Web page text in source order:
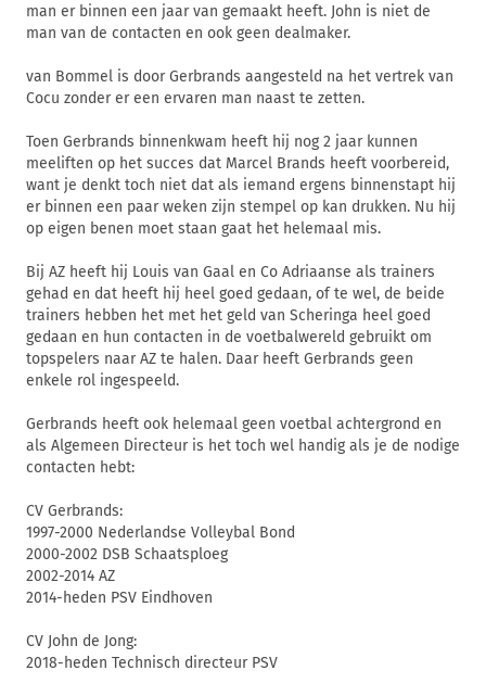
man er binnen een jaar van gemaakt heeft. John is niet de
man van de contacten en ook geen dealmaker.
van Bommel is door Gerbrands aangesteld na het vertrek van
Cocu zonder er een ervaren man naast te zetten.
Toen Gerbrands binnenkwam heeft hij nog 2 jaar kunnen
meeliften op het succes dat Marcel Brands heeft voorbereid,
want je denkt toch niet dat als iemand ergens binnenstapt hij
er binnen een paar weken zijn stempel op kan drukken. Nu hij
op eigen benen moet staan gaat het helemaal mis.
Bij AZ heeft hij Louis van Gaal en Co Adriaanse als trainers
gehad en dat heeft hij heel goed gedaan, of te wel, de beide
trainers hebben het met het geld van Scheringa heel goed
gedaan en hun contacten in de voetbalwereld gebruikt om
topspelers naar AZ te halen. Daar heeft Gerbrands geen
enkele rol ingespeeld.
Gerbrands heeft ook helemaal geen voetbal achtergrond en
als Algemeen Directeur is het toch wel handig als je de nodige
contacten hebt:
CV Gerbrands:
1997-2000 Nederlandse Volleybal Bond
2000-2002 DSB Schaatsploeg
2002-2014 AZ
2014-heden PSV Eindhoven
CV John de Jong:
2018-heden Technisch directeur PSV